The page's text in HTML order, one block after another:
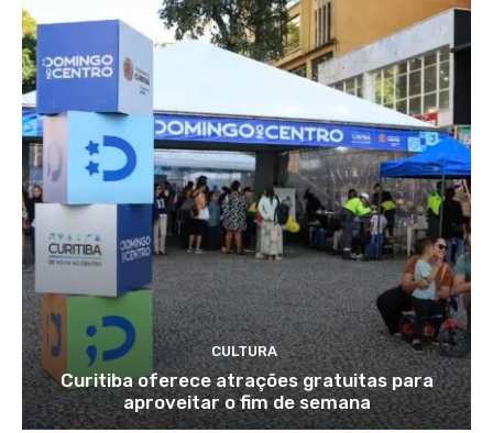
CULTURA
Curitiba oferece atrações gratuitas para
aproveitar o fim de semana